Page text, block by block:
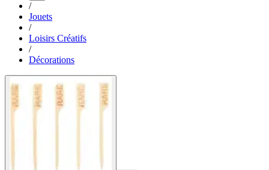
/
Jouets
/
Loisirs Créatifs
/
Décorations